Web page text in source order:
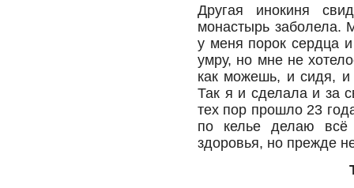
Другая инокиня
монастырь заболела.
у меня порок сердца и
умру, но мне не
как можешь, и сидя, и
Так я и сделала и за
тех пор прошло 23
по келье делаю
здоровья, но прежде